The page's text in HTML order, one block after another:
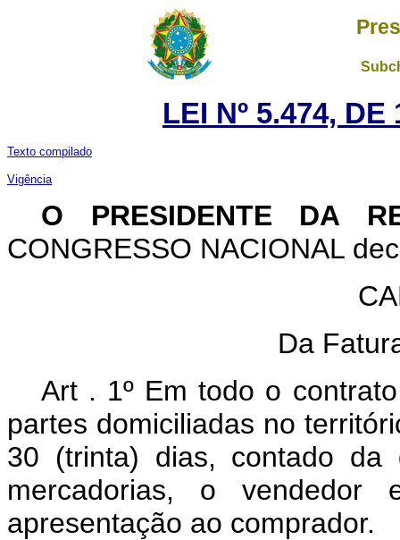
LEI Nº 5.474,
Texto compilado
Vigência
O PRESIDENTE DA
CONGRESSO NACIONAL
Da
Art . 1º Em todo o
partes domiciliadas no
30 (trinta) dias, contado
mercadorias, o vendedor
apresentação ao comprador.